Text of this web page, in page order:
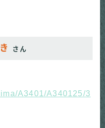
さん
A3401/A340125/3